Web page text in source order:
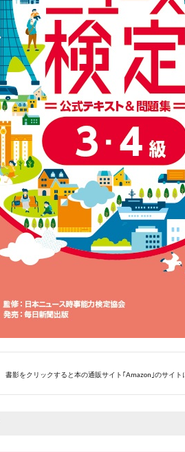
書影をクリックすると本の通販サイト｢Amazon｣のサイト